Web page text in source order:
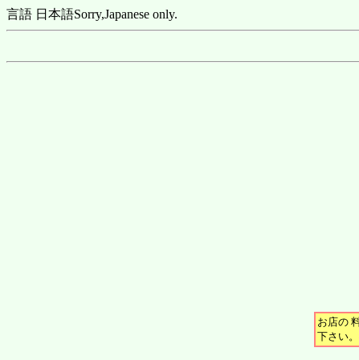
言語 日本語Sorry,Japanese only.
お店の
下さい